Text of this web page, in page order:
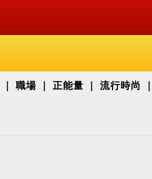
職場 正能量 流行時尚